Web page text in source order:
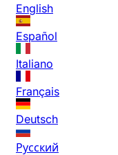
English
Español
Italiano
Français
Deutsch
Русский